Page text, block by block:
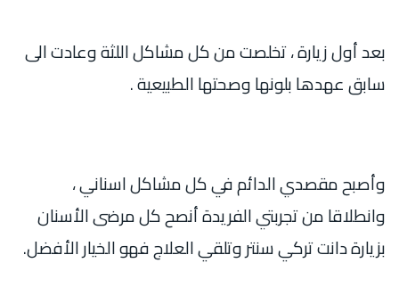
بعد أول زيارة ، تخلصت من كل مشاكل اللثة وعادت الى
سابق عهدها بلونها وصحتها الطبيعية .
وأصبح مقصدي الدائم في كل مشاكل اسناني ،
وانطلاقا من تجربتي الفريدة أنصح كل مرضى الأسنان
بزيارة دانت تركي سنتر وتلقي العلاج فهو الخيار الأفضل.